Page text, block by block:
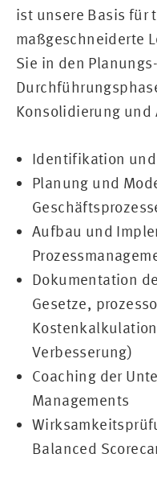
ist unsere Basis für
maßgeschneiderte
Sie in den
Konsolidierung und
Identifikation
Planung und
Aufbau und
Dokumentation
Gesetze,
Verbesserung)
Coaching der
Managements
Balanced